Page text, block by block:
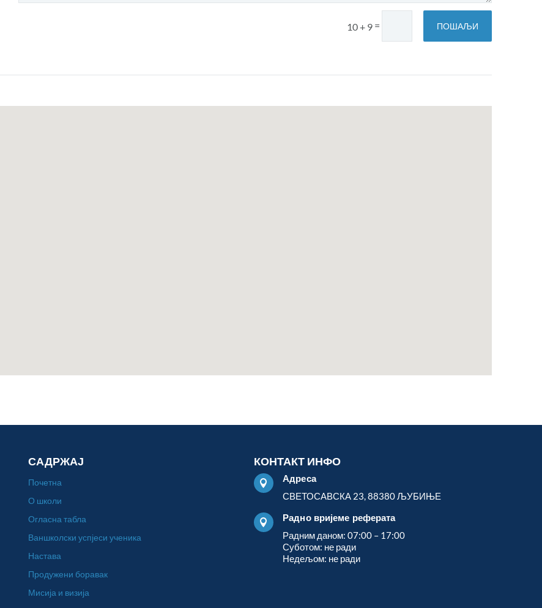
10 + 9= ПОШАЉИ
САДРЖАЈ
Почетна
О школи
Огласна табла
Ваншколски успјеси ученика
Настава
Продужени боравак
Мисија и визија
КОНТАКТ ИНФО

Адреса
СВЕТОСАВСКА 23, 88380 ЉУБИЊЕ

Радно вријеме реферата
Радним даном: 07:00 – 17:00
Суботом: не ради
Недељом: не ради